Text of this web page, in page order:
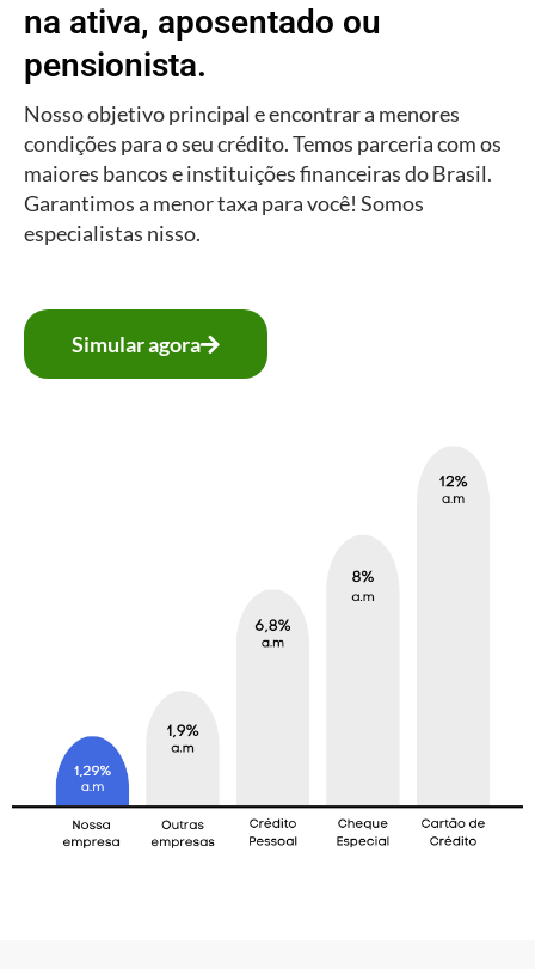
na ativa, aposentado ou
pensionista.
Nosso objetivo principal e encontrar a menores
condições para o seu crédito. Temos parceria com os
maiores bancos e instituições financeiras do Brasil.
Garantimos a menor taxa para você! Somos
especialistas nisso.
Simular agora